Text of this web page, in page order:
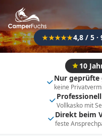
★★★★★4,8 / 5
10
Nur geprüfte
keine
Vollkasko mit
Direkt beim
feste
Flexibel (±3 Tage)
Fahrzeugtyp
Vollintegriert
Alkoven
Wohnwagen